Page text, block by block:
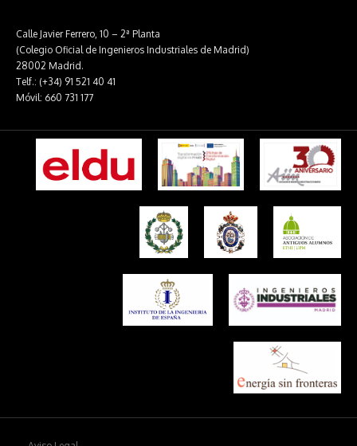
Calle Javier Ferrero, 10 – 2ª Planta
(Colegio Oficial de Ingenieros Industriales de Madrid)
28002 Madrid.
Telf.: (+34) 91 521 40 41
Móvil: 660 731 177